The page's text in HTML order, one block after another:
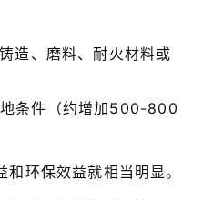
造、磨料、耐火材料或
条件（约增加500-800
环保效益就相当明显。